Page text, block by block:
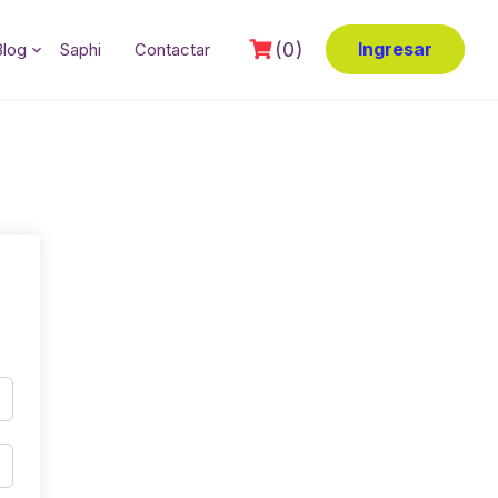
Saphi Contactar (0) Ingresar